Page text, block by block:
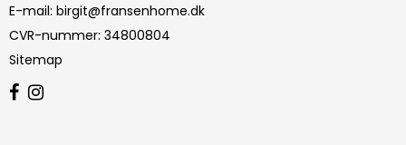
E-mail: birgit@fransenhome.dk
CVR-nummer: 34800804
Sitemap